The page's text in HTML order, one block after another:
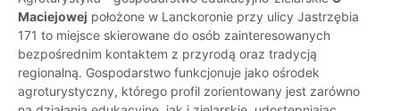
Maciejowej położone w Lanckoronie przy ulicy Jastrzębia
171 to miejsce skierowane do osób zainteresowanych
bezpośrednim kontaktem z przyrodą oraz tradycją
regionalną. Gospodarstwo funkcjonuje jako ośrodek
agroturystyczny, którego profil zorientowany jest zarówno